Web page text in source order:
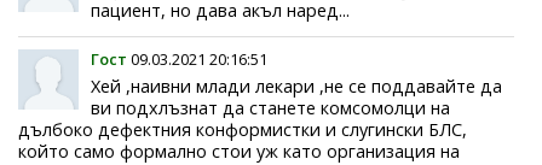
пациент, но дава акъл наред...
Гост 09.03.2021 20:16:51
Хей ,наивни млади лекари ,не се поддавайте да
ви подхлъзнат да станете комсомолци на
дълбоко дефектния конформистки и слугински БЛС,
който само формално стои уж като организация на